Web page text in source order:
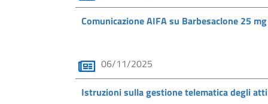
Comunicazione AIFA su Barbesaclone 25 mg
06/11/2025
Istruzioni sulla gestione telematica degli